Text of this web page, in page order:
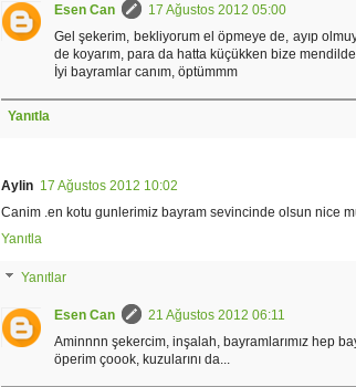
Esen Can
17 Ağustos 2012 05:00
Gel şekerim, bekliyorum el öpmeye de, ayıp
de koyarım, para da hatta küçükken bize
İyi bayramlar canım, öptümmm
Yanıtla
Aylin 17 Ağustos 2012 10:02
Canim .en kotu gunlerimiz bayram sevincinde olsun nice
Yanıtla
Yanıtlar
Esen Can
21 Ağustos 2012 06:11
Aminnnn şekercim, inşalah, bayramlarımız hep
öperim çoook, kuzularını da...